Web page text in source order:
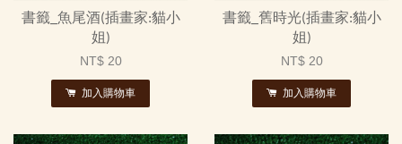
書籤_魚尾酒(插畫家:貓小
姐)
NT$ 20
加入購物車
書籤_舊時光(插畫家:貓小
姐)
NT$ 20
加入購物車